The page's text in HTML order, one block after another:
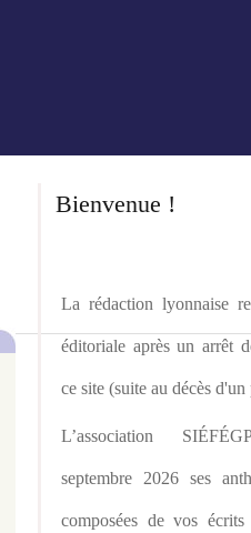
Bienvenue !
La rédaction lyonnaise
éditoriale après un arrêt
ce site (suite au décès d'un
L’association
septembre 2026 ses
composées de vos